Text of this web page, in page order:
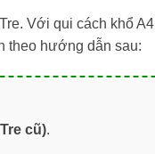
Với qui cách khổ
theo hướng dẫn sau:
cũ).